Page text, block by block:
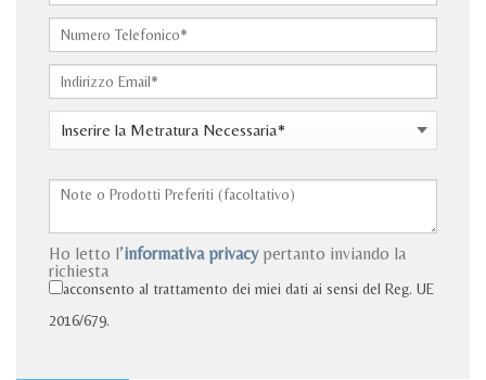
Ho letto l’informativa privacypertanto inviando la
richiesta
acconsento al trattamento dei miei dati ai sensi del Reg. UE
2016/679.